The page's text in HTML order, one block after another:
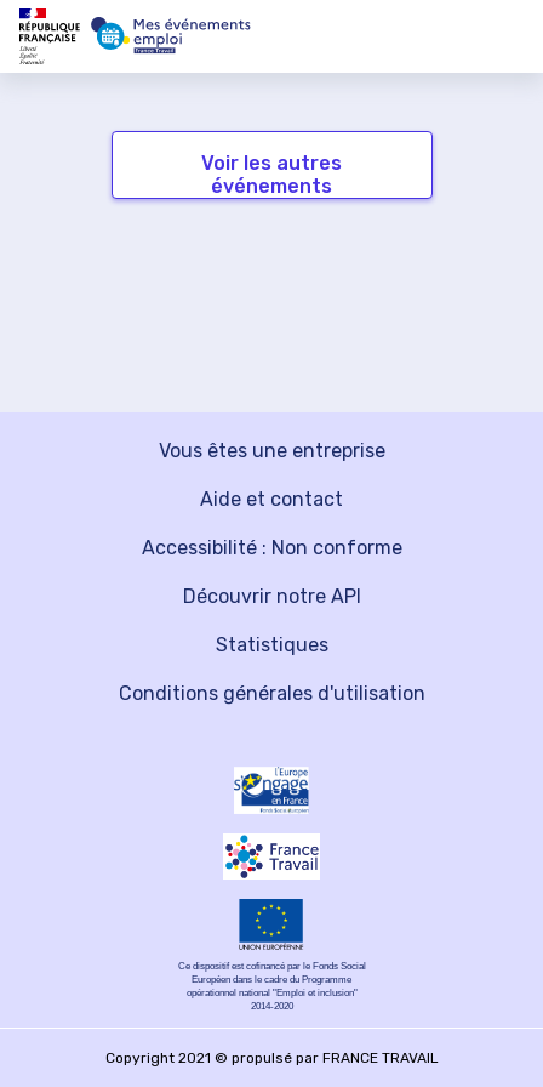
Voir les autres
événements
Vous êtes une entreprise
Découvrir notre API
Aide et contact
Statistiques
Accessibilité : Non conforme
Conditions générales d'utilisation
Ce dispositif est cofinancé par le Fonds Social
Européen dans le cadre du Programme
opérationnel national "Emploi et inclusion"
2014-2020
Copyright 2021 © propulsé par FRANCE TRAVAIL